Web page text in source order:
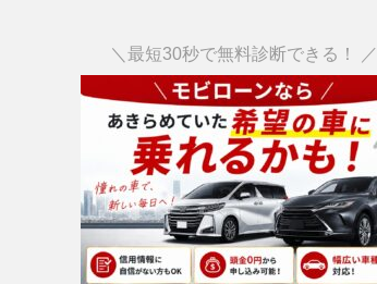
＼最短30秒で無料診断できる！ ／